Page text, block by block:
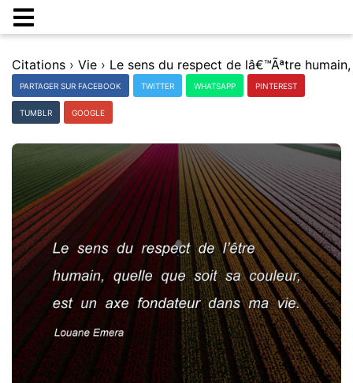
Citations › Vie ›
PARTAGER SUR FACEBOOK TWITTER WHATSAPP PINTEREST
TUMBLR GOOGLE